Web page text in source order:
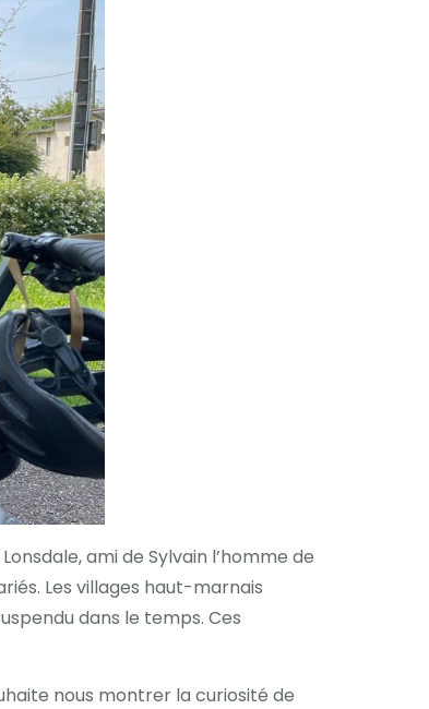
ami de Sylvain l’homme de
Les villages haut-marnais
dans le temps. Ces
nous montrer la curiosité de